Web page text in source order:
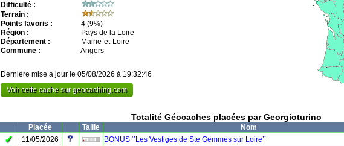
Difficulté :
Terrain :
Points favoris :
4 (9%)
Région :
Pays de la Loire
Département :
Maine-et-Loire
Commune :
Angers
Dernière mise à jour le 05/08/2026 à 19:32:46
Voir cette cache sur geocaching.com
Totalité Géocaches placées par Georgioturino
Placée Taille Nom
✓ 11/05/2026
BONUS ‘’Les Vestiges de Ste Gemmes sur Loire’’